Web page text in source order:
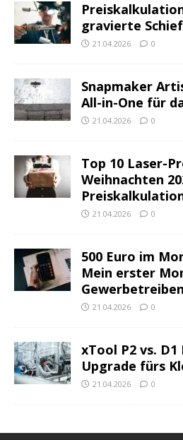
gravierte
21.04.2026 0
Snapmaker
All-in-One für
21.04.2026 0
Top 10 Laser-
Weihnachten
21.04.2026 0
500 Euro im
Mein erster
21.04.2026 0
xTool P2 vs.
Upgrade fürs
21.04.2026 0